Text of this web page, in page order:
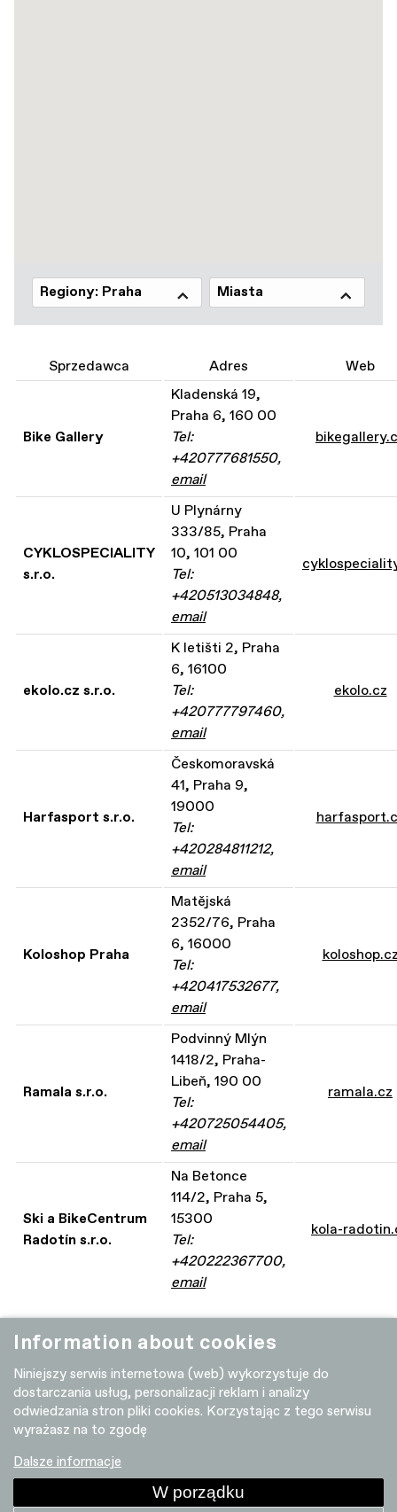
Regiony: Praha Miasta
Sprzedawca Adres Web
Bike Gallery
Kladenská 19,
Praha 6, 160 00
Tel:
+420777681550,
email
CYKLOSPECIALITY
s.r.o.
U Plynárny
333/85, Praha
10, 101 00
Tel:
+420513034848,
email
ekolo.cz s.r.o.
K letišti 2, Praha
6, 16100
Tel:
+420777797460,
email
ekolo.cz
Harfasport s.r.o.
Českomoravská
41, Praha 9,
19000
Tel:
+420284811212,
email
Koloshop Praha
Matějská
2352/76, Praha
6, 16000
Tel:
+420417532677,
email
Ramala s.r.o.
Podvinný Mlýn
1418/2, Praha-
Libeň, 190 00
Tel:
+420725054405,
email
ramala.cz
Ski a BikeCentrum
Radotín s.r.o.
Na Betonce
114/2, Praha 5,
15300
Tel:
+420222367700,
email
kola-
Sprzedawcy
Information about cookies
Niniejszy serwis internetowa (web) wykorzystuje do
dostarczania usług, personalizacji reklam i analizy
odwiedzania stron pliki cookies. Korzystając z tego serwisu
wyrażasz na to zgodę
Dalsze informacje
W porządku